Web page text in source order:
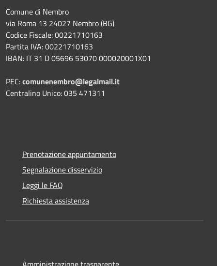
Comune di Nembro
via Roma 13 24027 Nembro (BG)
Codice Fiscale: 00221710163
Partita IVA: 00221710163
IBAN: IT 31 D 05696 53070 000020001X01
PEC:comunenembro@legalmail.it
Centralino Unico: 035 471311
Prenotazione appuntamento
Segnalazione disservizio
Leggi le FAQ
Richiesta assistenza